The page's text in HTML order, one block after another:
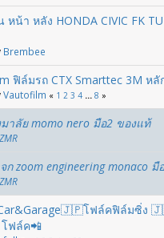
น้า หลัง HONDA CIVIC FK
Brembee
ฟิล์มรถ CTX Smarttec 3M หลั
Vautofilm « 1 2 3 4 ... 8 »
าลัย momo nero มือ2 ของแท้
ZMR
ก zoom engineering monaco
ZMR
โฟล์คฟิล์มซิ่ง
โฟล์ค📲